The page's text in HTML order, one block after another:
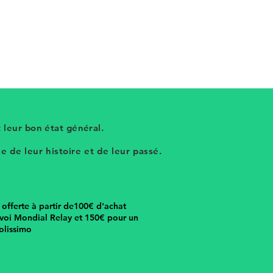
leur bon état général.
de leur histoire et de leur passé.
offerte à partir de100€ d'achat
Mondial Relay et 150€ pour un